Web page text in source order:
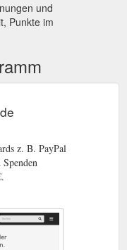
und
Punkte im
z. B. PayPal